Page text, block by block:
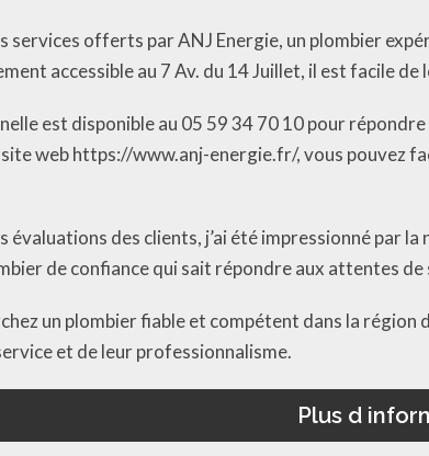
services offerts par ANJ Energie, un plombier
accessible au 7 Av. du 14 Juillet, il est facile
est disponible au 05 59 34 70 10 pour
web https://www.anj-energie.fr/, vous pouvez
évaluations des clients, j’ai été impressionné par
de confiance qui sait répondre aux attentes de
un plombier fiable et compétent dans la
et de leur professionnalisme.
Plus d